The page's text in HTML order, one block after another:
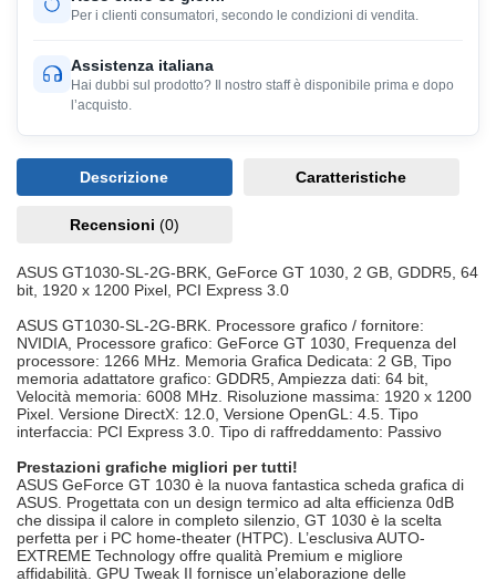
Per i clienti consumatori, secondo le condizioni di vendita.
Assistenza italiana
Hai dubbi sul prodotto? Il nostro staff è disponibile prima e dopo
l’acquisto.
Descrizione Caratteristiche
Recensioni (0)
ASUS GT1030-SL-2G-BRK, GeForce GT 1030, 2 GB, GDDR5, 64
bit, 1920 x 1200 Pixel, PCI Express 3.0
ASUS GT1030-SL-2G-BRK. Processore grafico / fornitore:
NVIDIA, Processore grafico: GeForce GT 1030, Frequenza del
processore: 1266 MHz. Memoria Grafica Dedicata: 2 GB, Tipo
memoria adattatore grafico: GDDR5, Ampiezza dati: 64 bit,
Velocità memoria: 6008 MHz. Risoluzione massima: 1920 x 1200
Pixel. Versione DirectX: 12.0, Versione OpenGL: 4.5. Tipo
interfaccia: PCI Express 3.0. Tipo di raffreddamento: Passivo
Prestazioni grafiche migliori per tutti!
ASUS GeForce GT 1030 è la nuova fantastica scheda grafica di
ASUS. Progettata con un design termico ad alta efficienza 0dB
che dissipa il calore in completo silenzio, GT 1030 è la scelta
perfetta per i PC home-theater (HTPC). L’esclusiva AUTO-
EXTREME Technology offre qualità Premium e migliore
affidabilità. GPU Tweak II fornisce un’elaborazione delle